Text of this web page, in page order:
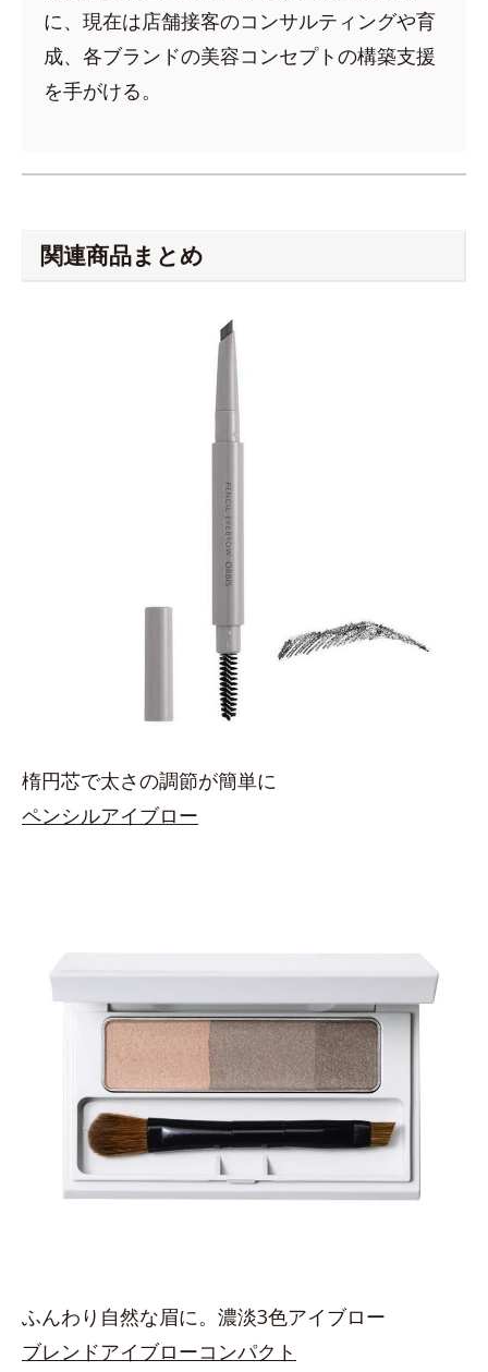
に、現在は店舗接客のコンサルティングや育
成、各ブランドの美容コンセプトの構築支援
を手がける。
関連商品まとめ
楕円芯で太さの調節が簡単に
ペンシルアイブロー
ふんわり自然な眉に。濃淡3色アイブロー
ブレンドアイブローコンパクト